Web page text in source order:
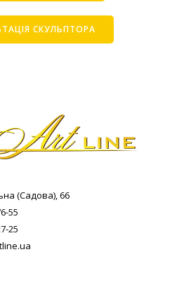
СКУЛЬПТОРА
(Садова), 66
55
25